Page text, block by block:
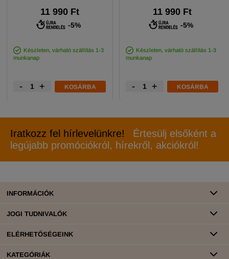
11 990 Ft
-5%
Készleten, várható szállítás 1-3
munkanap
- + KOSÁRBA
11 990 Ft
-5%
Készleten, várható szállítás 1-3
munkanap
- + KOSÁRBA
Iratkozz fel hírlevelünkre!
Értesülj elsőként a
legújabb promóciókról, hírekről, akciókról!
INFORMÁCIÓK
JOGI TUDNIVALÓK
ELÉRHETŐSÉGEINK
KATEGÓRIÁK